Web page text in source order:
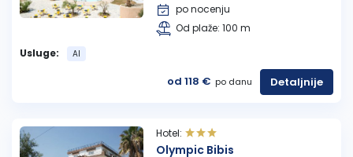
po nocenju
Od plaže: 100 m
Usluge:
AI
od 118 € po danu Detaljnije
Hotel:
Olympic Bibis